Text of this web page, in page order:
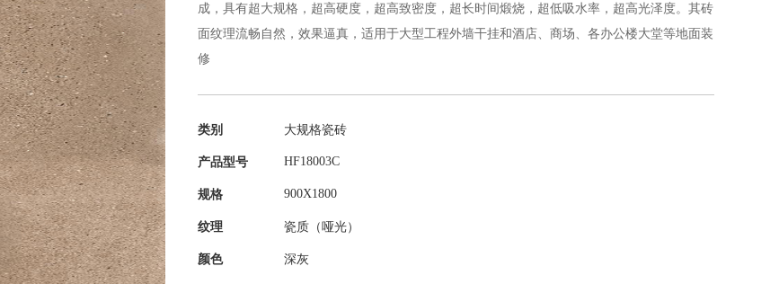
成，具有超大规格，超高硬度，超高致密度，超长时间煅烧，超低吸水率，超高光泽度。其砖
面纹理流畅自然，效果逼真，适用于大型工程外墙干挂和酒店、商场、各办公楼大堂等地面装
修
类别 大规格瓷砖
产品型号 HF18003C
规格 900X1800
纹理 瓷质（哑光）
颜色 深灰